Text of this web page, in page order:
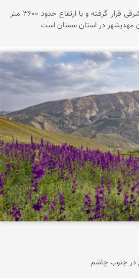
قدمگاه قله در غرب البرز شرقی قرار گرفته و با ارتفاع حدود ۳۶0۰ متر
مهدیشهر در استان سمنان است